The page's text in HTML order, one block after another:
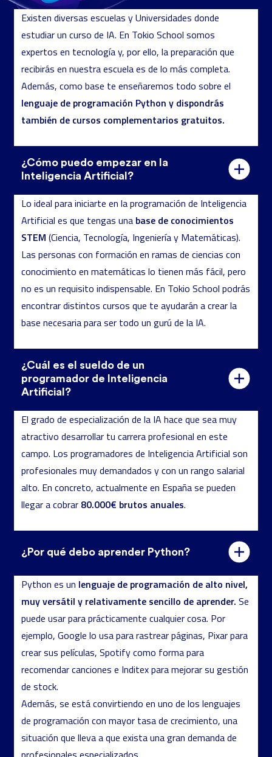
Existen diversas escuelas y Universidades donde
estudiar un curso de IA. En Tokio School somos
expertos en tecnología y, por ello, la preparación que
recibirás en nuestra escuela es de lo más completa.
Además, como base te enseñaremos todo sobre el
lenguaje de programación Python y dispondrás
también de cursos complementarios gratuitos.
¿Cómo puedo empezar en la
Inteligencia Artificial?
Lo ideal para iniciarte en la programación de Inteligencia
Artificial es que tengas una base de conocimientos
STEM (Ciencia, Tecnología, Ingeniería y Matemáticas).
Las personas con formación en ramas de ciencias con
conocimiento en matemáticas lo tienen más fácil, pero
no es un requisito indispensable. En Tokio School podrás
encontrar distintos cursos que te ayudarán a crear la
base necesaria para ser todo un gurú de la IA.
¿Cuál es el sueldo de un
programador de Inteligencia
Artificial?
El grado de especialización de la IA hace que sea muy
atractivo desarrollar tu carrera profesional en este
campo. Los programadores de Inteligencia Artificial son
profesionales muy demandados y con un rango salarial
alto. En concreto, actualmente en España se pueden
llegar a cobrar 80.000€ brutos anuales.
¿Por qué debo aprender Python?
Python es un lenguaje de programación de alto nivel,
muy versátil y relativamente sencillo de aprender. Se
puede usar para prácticamente cualquier cosa. Por
ejemplo, Google lo usa para rastrear páginas, Pixar para
crear sus películas, Spotify como forma para
recomendar canciones e Inditex para mejorar su gestión
de stock.
Además, se está convirtiendo en uno de los lenguajes
de programación con mayor tasa de crecimiento, una
situación que lleva a que exista una gran demanda de